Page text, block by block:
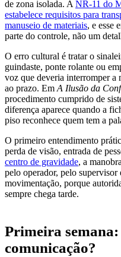
de zona isolada. A NR-11 do
estabelece requisitos para
manuseio de materiais, e esse
parte do controle, não um
O erro cultural é tratar o
guindaste, ponte rolante ou
voz que deveria interromper a
ao prazo. Em A Ilusão da
procedimento cumprido de
diferença aparece quando a
piso reconhece quem tem a
O primeiro entendimento
perda de visão, entrada de
centro de gravidade, a
pelo operador, pelo supervisor
movimentação, porque
sempre chega tarde.
Primeira
comunicação?